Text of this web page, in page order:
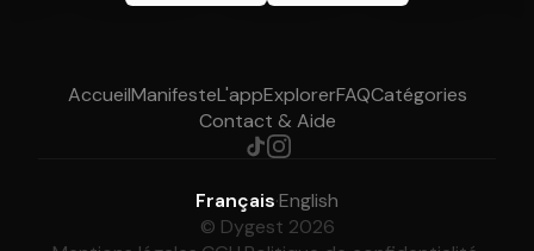
AccueilManifesteL'appExplorerFAQCatégories
Contact & Aide
Français·English
© Dygest 2026